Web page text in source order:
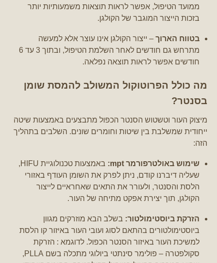
ממועד הטיפול, אפשר לראות תוצאות משמעותיות יותר
בזכות הייצור המוגבר של הקולגן.
בטווח הארוך – ייצור הקולגן אינו עוצר אלא למעשה
מתרחש גם חודשים לאחר השלמת הטיפול, ובתוך 3 עד 6
חודשים אפשר לראות תוצאה נפלאה.
מה כולל הפרוטוקול המשולב להמסת שומן
בסנטר?
מיצוק העור וטשטוש הסנטר הכפול מתבצעים באמצעות שיטה
ייחודית שמשלבת בין שיטות וחומרים שונים. השלבים בתהליך
הזה:
שימוש באולטרפורמר mpt:
באמצעות טכנולוגיית HIFU,
שעליה דיברנו קודם, ניתן לפרק את השומן העודף באזורי
הלסת והסנטר, ולעורר את התאים שאחראיים לייצור
הקולגן, תוך יצירת אפקט מתיחה של העור.
הזרקת ביוסטימולטור: בשלב הבא מוזרקים מגוון
ביוסטימולטורים בהתאם לסוג ועובי העור באיזור קו הלסת
למשיכת העור באיזור הסנטר הכפול. לדוגמא : הזרקת
סקולפטרה – פולימר סינתטי ביולוגי מתכלה בשם PLLA,